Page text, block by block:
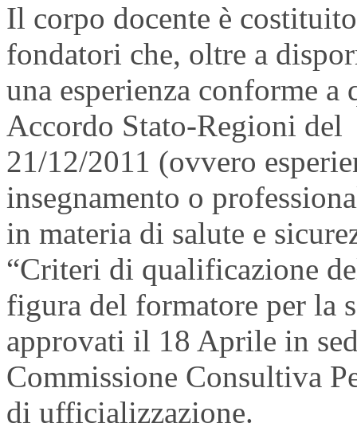
Il corpo docente è
fondatori che, oltre a
una esperienza conforme
Accordo Stato-Regioni del
21/12/2011 (ovvero
insegnamento o
in materia di salute e
“Criteri di qualificazione
figura del formatore per la
approvati il 18 Aprile in
Commissione Consultiva
di ufficializzazione.